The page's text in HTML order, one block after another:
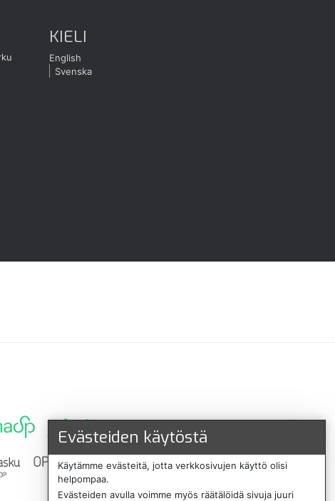
KIELI
English
Svenska
Evästeiden käytöstä
Käytämme evästeitä, jotta verkkosivujen käyttö olisi
helpompaa.
Evästeiden avulla voimme myös räätälöidä sivuja juuri